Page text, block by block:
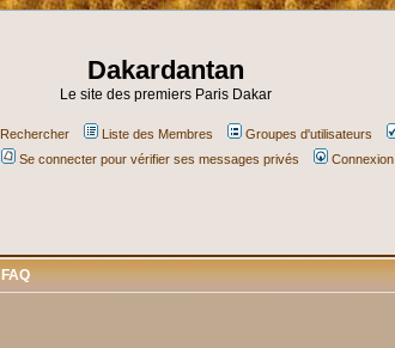
Dakardantan
Le site des premiers Paris Dakar
Rechercher Liste des Membres Groupes d'utilisateurs
Se connecter pour vérifier ses messages privés Connexion
FAQ